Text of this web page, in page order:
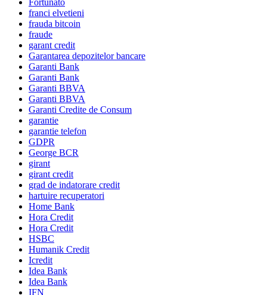
Fortunato
franci elvetieni
frauda bitcoin
fraude
garant credit
Garantarea depozitelor bancare
Garanti Bank
Garanti Bank
Garanti BBVA
Garanti BBVA
Garanti Credite de Consum
garantie
garantie telefon
GDPR
George BCR
girant
girant credit
grad de indatorare credit
hartuire recuperatori
Home Bank
Hora Credit
Hora Credit
HSBC
Humanik Credit
Icredit
Idea Bank
Idea Bank
IFN